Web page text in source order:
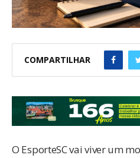
COMPARTILHAR
O EsporteSC vai viver um